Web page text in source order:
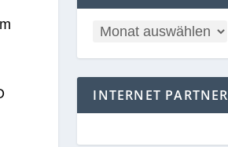
INTERNET PARTNER